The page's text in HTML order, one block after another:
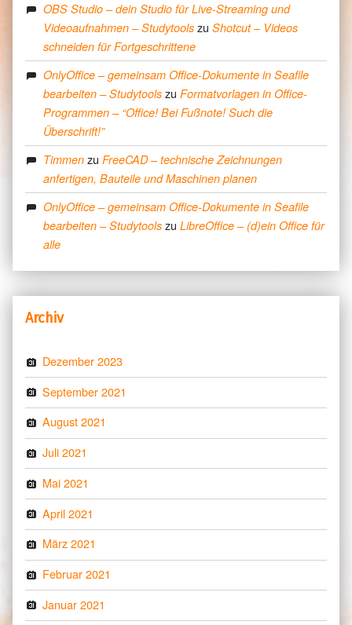
OBS Studio – dein Studio für Live-Streaming und
Videoaufnahmen – Studytools zuShotcut – Videos
schneiden für Fortgeschrittene
OnlyOffice – gemeinsam Office-Dokumente in Seafile
bearbeiten – Studytools zuFormatvorlagen in Office-
Programmen – “Office! Bei Fußnote! Such die
Überschrift!”
Timmen zuFreeCAD – technische Zeichnungen
anfertigen, Bauteile und Maschinen planen
OnlyOffice – gemeinsam Office-Dokumente in Seafile
bearbeiten – Studytools zuLibreOffice – (d)ein Office für
alle
Archiv
Dezember 2023
September 2021
August 2021
Juli 2021
Mai 2021
April 2021
März 2021
Februar 2021
Januar 2021